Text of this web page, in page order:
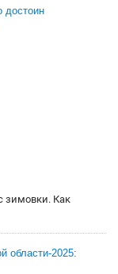
достоин
зимовки. Как
области-2025: